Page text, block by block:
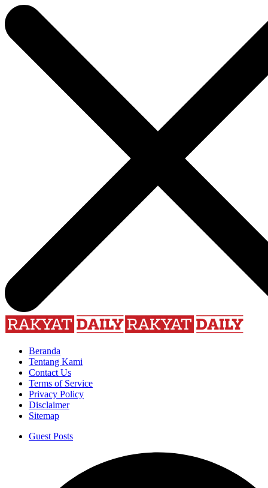
Beranda
Tentang Kami
Contact Us
Terms of Service
Privacy Policy
Disclaimer
Sitemap
Guest Posts